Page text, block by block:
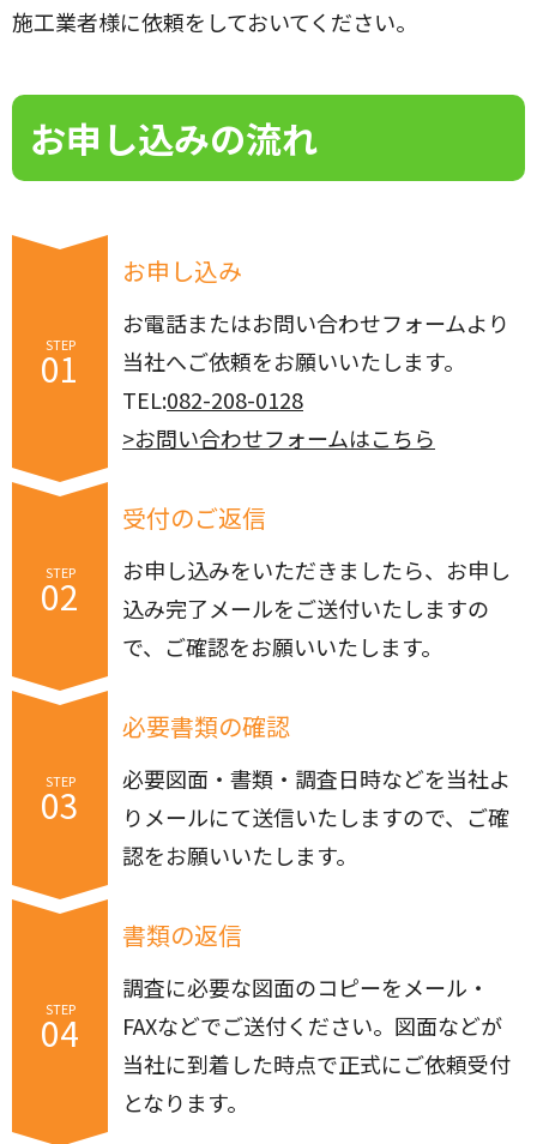
施工業者様に依頼をしておいてください。
お申し込みの流れ
STEP
01
お申し込み
お電話またはお問い合わせフォームより
当社へご依頼をお願いいたします。
TEL:082-208-0128
>お問い合わせフォームはこちら
STEP
02
受付のご返信
お申し込みをいただきましたら、お申し
込み完了メールをご送付いたしますの
で、ご確認をお願いいたします。
STEP
03
必要書類の確認
必要図面・書類・調査日時などを当社よ
りメールにて送信いたしますので、ご確
認をお願いいたします。
STEP
04
書類の返信
調査に必要な図面のコピーをメール・
FAXなどでご送付ください。図面などが
当社に到着した時点で正式にご依頼受付
となります。